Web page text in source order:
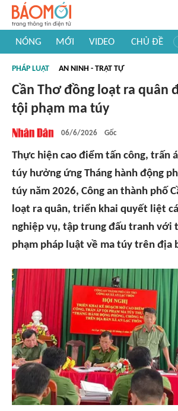
NÓNG MỚI VIDEO CHỦ ĐỀ
#Khám phá thế giới
PHÁP LUẬT AN NINH - TRẬT TỰ
Cần Thơ đồng loạt ra quân
tội phạm ma túy
06/6/2026 Gốc
Thực hiện cao điểm tấn công, trấn
túy hưởng ứng Tháng hành động
túy năm 2026, Công an thành phố
loạt ra quân, triển khai quyết liệt
nghiệp vụ, tập trung đấu tranh với
phạm pháp luật về ma túy trên địa